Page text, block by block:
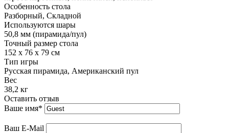
Особенность стола
Разборный, Складной
Используются шары
50,8 мм (пирамида/пул)
Точный размер стола
152 х 76 х 79 см
Тип игры
Русская пирамида, Американский пул
Вес
38,2 кг
Оставить отзыв
Ваше имя*
Ваш E-Mail